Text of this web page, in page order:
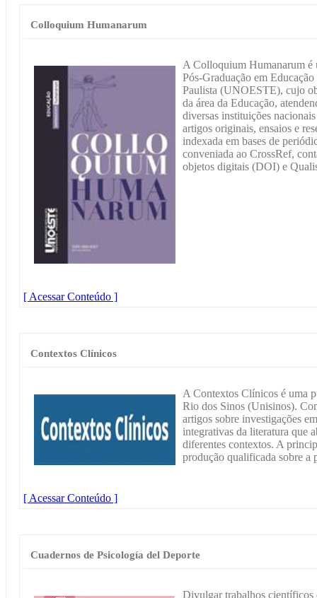
Colloquium Humanarum
A Colloquium Humanarum é
Pós-Graduação em
Paulista (UNOESTE), cujo
da área da Educação,
diversas instituições
artigos originais, ensaios e
indexada em bases de
conveniada ao CrossRef,
objetos digitais (DOI) e
[ Acessar Conteúdo ]
Contextos Clínicos
A Contextos Clínicos é uma
Rio dos Sinos (Unisinos).
artigos sobre investigações
integrativas da literatura que
diferentes contextos. A
produção qualificada sobre a
[ Acessar Conteúdo ]
Cuadernos de Psicología del Deporte
Divulgar trabalhos científicos